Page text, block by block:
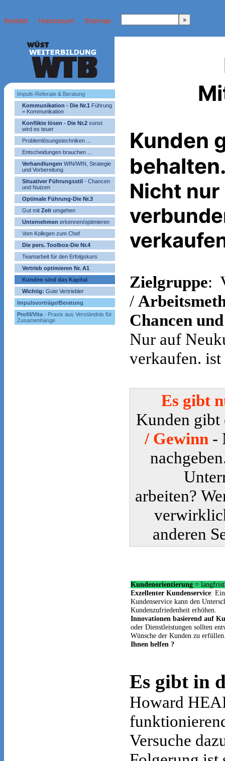
Kontakt Impressum Sitemap
Impuls-Referate & Beratung
Kommunikation - Die Nr.1 Führung
= Kommunikation
Konflikte lösen - Die Nr.2 sonst
wird es teuer
Problemlösungstechniken ...
Entscheidungen brauchen ...
Verhandlungen WIN/WIN, Strategie
und Vorbereitung
Situativer Führungsstil - Chancen
und Nutzen
Optimale Führung-Die Nr.3
Gut mit Zeit umgehen
Unternehmen erkennen/optimieren
Vom Kollegen zum Chef
Die pers. Toolbox-Die Nr.4
Teamarbeit für den Erfolgskurs
Vertrieb optimieren Nr. A1
Kunden sind das Kapital
Wichtig: Gute Vertriebler
Impulsvorträge/Beratung
Profil/Vita - Praxis aus Verständnis für
Zusamenhänge
Kunden
Nicht
Zielgruppe:
/
Chancen
Nur auf
verkaufen. ist
Es gibt
Kunden gibt
/ Gewinn -
arbeiten?
anderen
Kundenorientierung =
Exzellenter Kundenservice:
Kundenservice kann den
Kundenzufriedenheit erhöhen.
Innovationen basierend auf
oder Dienstleistungen sollten
Wünsche der Kunden zu
Ihnen helfen ?
Es gibt in
Howard
Versuche